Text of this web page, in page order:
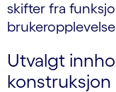
skifter fra
Utvalgt
konstruksjon